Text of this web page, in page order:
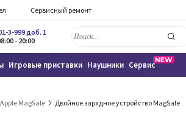
Сервисный ремонт
3-999 доб. 1
- 20:00
Игровые приставки Наушники Сервис
MagSafe Двойное зарядное устройство MagSafe